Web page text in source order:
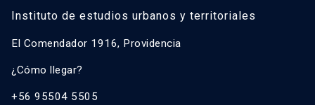
Instituto de estudios urbanos y territoriales
El Comendador 1916, Providencia
¿Cómo llegar?
+56 95504 5505